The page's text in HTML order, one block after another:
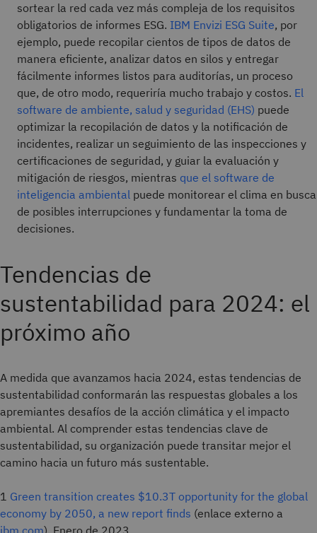
sortear la red cada vez más compleja de los requisitos
obligatorios de informes ESG. IBM Envizi ESG Suite, por
ejemplo, puede recopilar cientos de tipos de datos de
manera eficiente, analizar datos en silos y entregar
fácilmente informes listos para auditorías, un proceso
que, de otro modo, requeriría mucho trabajo y costos. El
software de ambiente, salud y seguridad (EHS) puede
optimizar la recopilación de datos y la notificación de
incidentes, realizar un seguimiento de las inspecciones y
certificaciones de seguridad, y guiar la evaluación y
mitigación de riesgos, mientras que el software de
inteligencia ambiental puede monitorear el clima en busca
de posibles interrupciones y fundamentar la toma de
decisiones.
Tendencias de
sustentabilidad para 2024: el
próximo año
A medida que avanzamos hacia 2024, estas tendencias de
sustentabilidad conformarán las respuestas globales a los
apremiantes desafíos de la acción climática y el impacto
ambiental. Al comprender estas tendencias clave de
sustentabilidad, su organización puede transitar mejor el
camino hacia un futuro más sustentable.
1 Green transition creates $10.3T opportunity for the global
economy by 2050, a new report finds (enlace externo a